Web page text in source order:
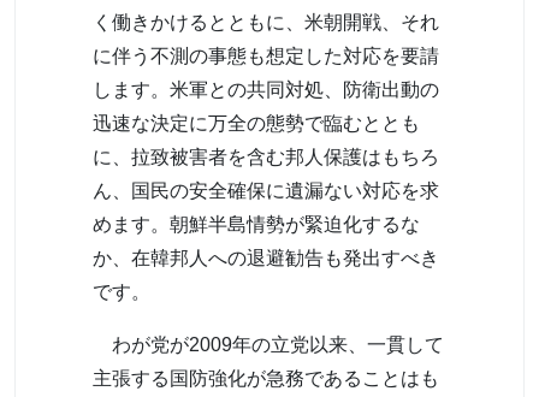
く働きかけるとともに、米朝開戦、それ
に伴う不測の事態も想定した対応を要請
します。米軍との共同対処、防衛出動の
迅速な決定に万全の態勢で臨むととも
に、拉致被害者を含む邦人保護はもちろ
ん、国民の安全確保に遺漏ない対応を求
めます。朝鮮半島情勢が緊迫化するな
か、在韓邦人への退避勧告も発出すべき
です。
わが党が2009年の立党以来、一貫して
主張する国防強化が急務であることはも